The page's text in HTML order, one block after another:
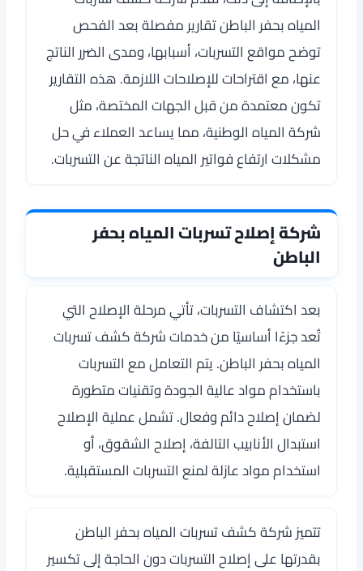
المياه بحفر الباطن تقارير مفصلة بعد الفحص
توضح مواقع التسربات، أسبابها، ومدى الضرر الناتج
عنها، مع اقتراحات للإصلاحات اللازمة. هذه التقارير
تكون معتمدة من قبل الجهات المختصة، مثل
شركة المياه الوطنية، مما يساعد العملاء في حل
مشكلات ارتفاع فواتير المياه الناتجة عن التسربات.
شركة إصلاح تسربات المياه بحفر
الباطن
بعد اكتشاف التسربات، تأتي مرحلة الإصلاح التي
تُعد جزءًا أساسيًا من خدمات شركة كشف تسربات
المياه بحفر الباطن. يتم التعامل مع التسربات
باستخدام مواد عالية الجودة وتقنيات متطورة
لضمان إصلاح دائم وفعال. تشمل عملية الإصلاح
استبدال الأنابيب التالفة، إصلاح الشقوق، أو
استخدام مواد عازلة لمنع التسربات المستقبلية.
تتميز شركة كشف تسربات المياه بحفر الباطن
بقدرتها على إصلاح التسربات دون الحاجة إلى تكسير